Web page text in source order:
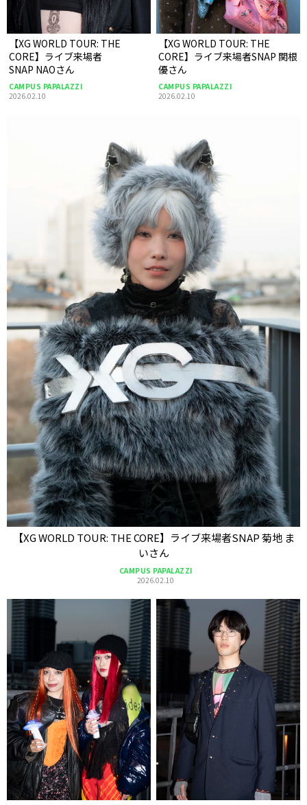
【XG WORLD TOUR: THE
CORE】ライブ来場者
SNAP NAOさん
CAMPUS PAPALAZZI
2026.02.10
【XG WORLD TOUR: THE
CORE】ライブ来場者SNAP 関根
優さん
CAMPUS PAPALAZZI
2026.02.10
【XG WORLD TOUR: THE CORE】ライブ来場者SNAP 菊地 ま
いさん
CAMPUS PAPALAZZI
2026.02.10